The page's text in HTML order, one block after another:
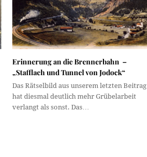
Erinnerung an die Brennerbahn –
„Stafflach und Tunnel von Jodock“
Das Rätselbild aus unserem letzten Beitrag
hat diesmal deutlich mehr Grübelarbeit
verlangt als sonst. Das…